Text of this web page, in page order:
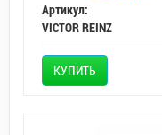
Артикул:
VICTOR REINZ
КУПИТЬ